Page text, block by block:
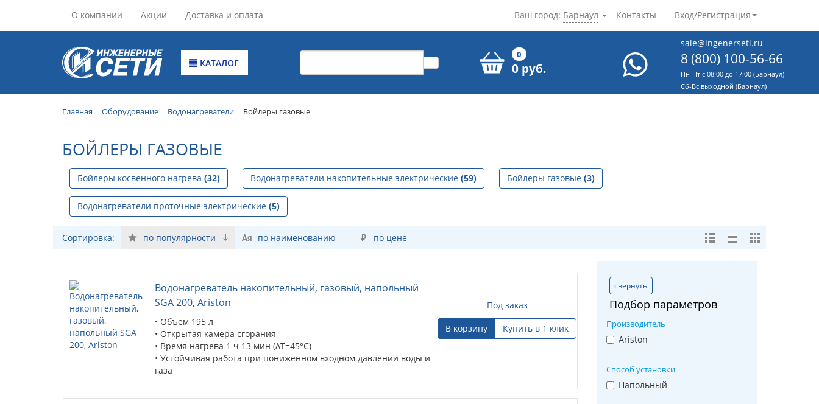
О компании Акции Доставка и оплата Контакты Вход/Регистрация
Ваш город: Барнаул
КАТАЛОГ
0
0 руб.
sale@ingenerseti.ru
8 (800) 100-56-66
Пн-Пт с 08:00 до 17:00 (Барнаул)
Cб-Вс выходной (Барнаул)
Главная Оборудование Водонагреватели Бойлеры газовые
БОЙЛЕРЫ ГАЗОВЫЕ
Бойлеры косвенного нагрева (32) Водонагреватели накопительные электрические (59) Бойлеры газовые (3)
Водонагреватели проточные электрические (5)
Сортировка: по популярности по наименованию по цене
свернуть
Подбор параметров
Производитель
Ariston
Способ установки
Напольный
Водонагреватель накопительный, газовый, напольный
SGA 200, Ariston
• Объем 195 л
• Открытая камера сгорания
• Время нагрева 1 ч 13 мин (∆Т=45°С)
• Устойчивая работа при пониженном входном давлении воды и
газа
Под заказ
В корзину
Купить в 1 клик